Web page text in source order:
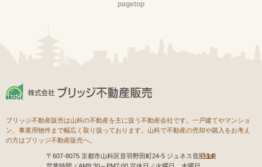
pagetop
ブリッジ不動産販売は山科の不動産を主に扱う不動産会社です。一戸建てやマンショ
ン、事業用物件まで幅広く取り扱っております。山科で不動産の売却や購入をお考え
の方はブリッジ不動産販売へ。
Map
〒607-8075 京都市山科区音羽野田町24-5 ジュネス音羽１F